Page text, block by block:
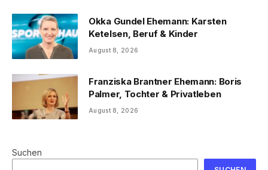
Okka Gundel Ehemann: Karsten
Ketelsen, Beruf & Kinder
August 8, 2026
Franziska Brantner Ehemann: Boris
Palmer, Tochter & Privatleben
August 8, 2026
Suchen